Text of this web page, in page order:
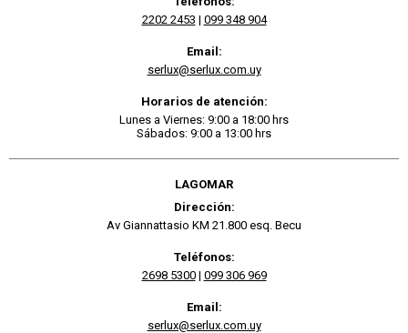
2202 2453 | 099 348 904
Email:
serlux@serlux.com.uy
Horarios de atención:
Lunes a Viernes: 9:00 a 18:00 hrs
Sábados: 9:00 a 13:00 hrs
LAGOMAR
Dirección:
Av Giannattasio KM 21.800 esq. Becu
Teléfonos:
2698 5300| 099 306 969
Email:
serlux@serlux.com.uy